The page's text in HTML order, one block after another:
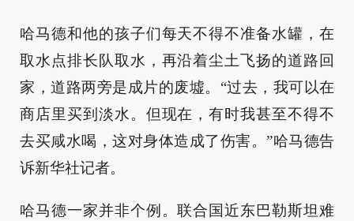
哈马德和他的孩子们每天不得不准备水罐，在
取水点排长队取水，再沿着尘土飞扬的道路回
家，道路两旁是成片的废墟。“过去，我可以在
商店里买到淡水。但现在，有时我甚至不得不
去买咸水喝，这对身体造成了伤害。”哈马德告
诉新华社记者。
哈马德一家并非个例。联合国近东巴勒斯坦难